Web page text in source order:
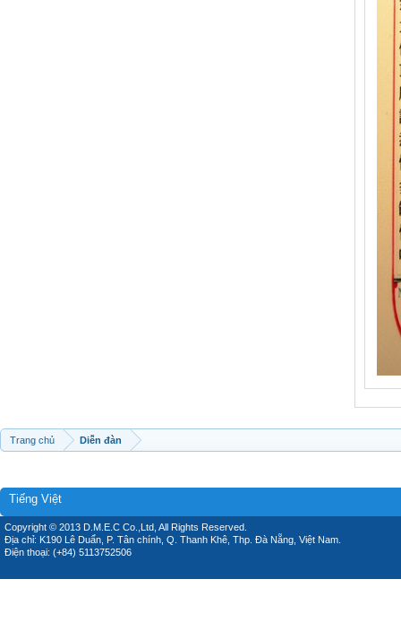
Trang chủ Diễn đàn
Tiếng Việt
Copyright © 2013 D.M.E.C Co.,Ltd, All Rights Reserved.
Địa chỉ: K190 Lê Duẩn, P. Tân chính, Q. Thanh Khê, Thp. Đà Nẵng, Việt Nam.
Điện thoại: (+84) 5113752506